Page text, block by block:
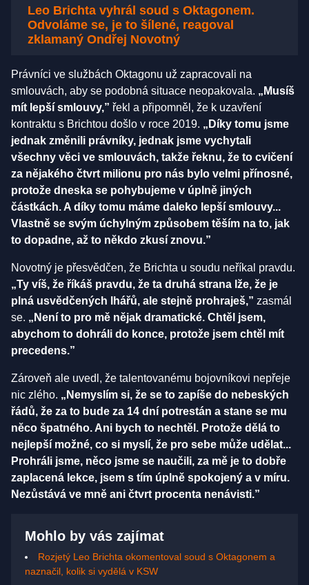
Leo Brichta vyhrál soud s Oktagonem.
Odvoláme se, je to šílené, reagoval
zklamaný Ondřej Novotný
Právníci ve službách Oktagonu už zapracovali na
smlouvách, aby se podobná situace neopakovala. „Musíš
mít lepší smlouvy,” řekl a připomněl, že k uzavření
kontraktu s Brichtou došlo v roce 2019. „Díky tomu jsme
jednak změnili právníky, jednak jsme vychytali
všechny věci ve smlouvách, takže řeknu, že to cvičení
za nějakého čtvrt milionu pro nás bylo velmi přínosné,
protože dneska se pohybujeme v úplně jiných
částkách. A díky tomu máme daleko lepší smlouvy...
Vlastně se svým úchylným způsobem těším na to, jak
to dopadne, až to někdo zkusí znovu.”
Novotný je přesvědčen, že Brichta u soudu neříkal pravdu.
„Ty víš, že říkáš pravdu, že ta druhá strana lže, že je
plná usvědčených lhářů, ale stejně prohraješ,” zasmál
se. „Není to pro mě nějak dramatické. Chtěl jsem,
abychom to dohráli do konce, protože jsem chtěl mít
precedens.”
Zároveň ale uvedl, že talentovanému bojovníkovi nepřeje
nic zlého. „Nemyslím si, že se to zapíše do nebeských
řádů, že za to bude za 14 dní potrestán a stane se mu
něco špatného. Ani bych to nechtěl. Protože dělá to
nejlepší možné, co si myslí, že pro sebe může udělat...
Prohráli jsme, něco jsme se naučili, za mě je to dobře
zaplacená lekce, jsem s tím úplně spokojený a v míru.
Nezůstává ve mně ani čtvrt procenta nenávisti.”
Mohlo by vás zajímat
Rozjetý Leo Brichta okomentoval soud s Oktagonem a
naznačil, kolik si vydělá v KSW